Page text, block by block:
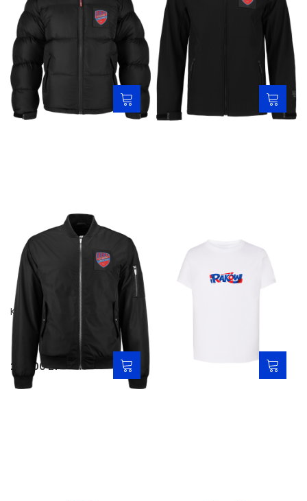
Kurtka puffer - czarna
349,00 zł
Kurtka softshell - czarna
249,00 zł
Kurtka bomberka - czarna
259,00 zł